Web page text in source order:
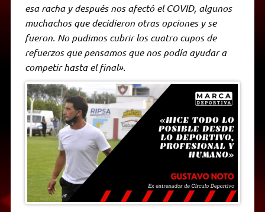
esa racha y después nos afectó el COVID, algunos
muchachos que decidieron otras opciones y se
fueron. No pudimos cubrir los cuatro cupos de
refuerzos que pensamos que nos podía ayudar a
competir hasta el final».